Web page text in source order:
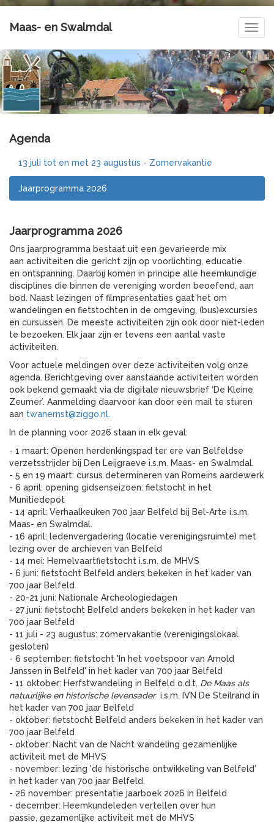
Maas- en Swalmdal
Agenda
13 juli tot en met 23 augustus - Zomervakantie
Jaarprogramma 2026
Jaarprogramma 2026
Ons jaarprogramma bestaat uit een gevarieerde mix
aan activiteiten die gericht zijn op voorlichting, educatie
en ontspanning. Daarbij komen in principe alle heemkundige
disciplines die binnen de vereniging worden beoefend, aan
bod. Naast lezingen of filmpresentaties gaat het om
wandelingen en fietstochten in de omgeving, (bus)excursies
en cursussen. De meeste activiteiten zijn ook door niet-leden
te bezoeken. Elk jaar zijn er tevens een aantal vaste
activiteiten.
Voor actuele meldingen over deze activiteiten volg onze
agenda. Berichtgeving over aanstaande activiteiten worden
ook bekend gemaakt via de digitale nieuwsbrief ‘De Kleine
Zeumer’. Aanmelding daarvoor kan door een mail te sturen
aan twanernst@ziggo.nl.
In de planning voor 2026 staan in elk geval:
- 1 maart: Openen herdenkingspad ter ere van Belfeldse
verzetsstrijder bij Den Leijgraeve i.s.m. Maas- en Swalmdal.
- 5 en 19 maart: cursus determineren van Romeins aardewerk
- 6 april: opening gidsenseizoen: fietstocht in het
Munitiedepot
- 14 april: Verhaalkeuken 700 jaar Belfeld bij Bel-Arte i.s.m.
Maas- en Swalmdal.
- 16 april: ledenvergadering (locatie verenigingsruimte) met
lezing over de archieven van Belfeld
- 14 mei: Hemelvaartfietstocht i.s.m. de MHVS
- 6 juni: fietstocht Belfeld anders bekeken in het kader van
700 jaar Belfeld
- 20-21 juni: Nationale Archeologiedagen
- 27 juni: fietstocht Belfeld anders bekeken in het kader van
700 jaar Belfeld
- 11 juli - 23 augustus: zomervakantie (verenigingslokaal
gesloten)
- 6 september: fietstocht 'In het voetspoor van Arnold
Janssen in Belfeld' in het kader van 700 jaar Belfeld
- 11 oktober: Herfstwandeling in Belfeld o.d.t. De Maas als
natuurlijke en historische levensaderi.s.m. IVN De Steilrand in
het kader van 700 jaar Belfeld
- oktober: fietstocht Belfeld anders bekeken in het kader van
700 jaar Belfeld
- oktober: Nacht van de Nacht wandeling gezamenlijke
activiteit met de MHVS
- november: lezing 'de historische ontwikkeling van Belfeld'
in het kader van 700 jaar Belfeld.
- 26 november: presentatie jaarboek 2026 in Belfeld
- december: Heemkundeleden vertellen over hun
passie, gezamenlijke activiteit met de MHVS